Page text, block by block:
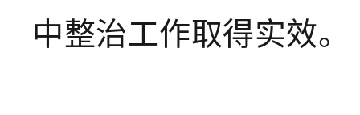
中整治工作取得实效。